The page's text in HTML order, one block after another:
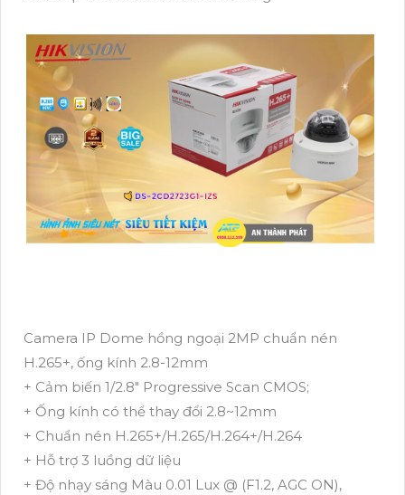
Camera IP Dome hồng ngoại 2MP chuẩn nén
H.265+, ống kính 2.8-12mm
+ Cảm biến 1/2.8" Progressive Scan CMOS;
+ Ống kính có thể thay đổi 2.8~12mm
+ Chuẩn nén H.265+/H.265/H.264+/H.264
+ Hỗ trợ 3 luồng dữ liệu
+ Độ nhạy sáng Màu 0.01 Lux @ (F1.2, AGC ON),